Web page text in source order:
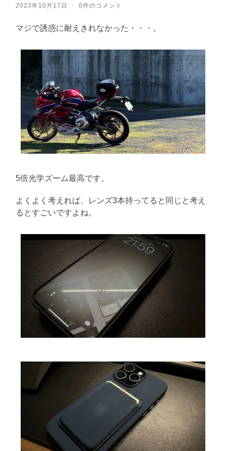
2023年10月17日 / 0件のコメント
マジで誘惑に耐えきれなかった・・・。
5倍光学ズーム最高です。
よくよく考えれば、レンズ3本持ってると同じと考え
るとすごいですよね。